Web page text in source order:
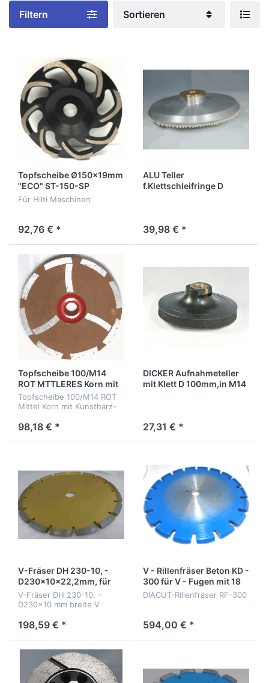
Filtern Sortieren
Topfscheibe Ø150x19mm
"ECO" ST-150-SP
Für Hilti Maschinen
92,76 € *
ALU Teller
f.Klettschleifringe D
39,98 € *
Topfscheibe 100/M14
ROT MTTLERES Korn mit
Kunstharz-Ausfüllung
Topfscheibe 100/M14 ROT
Mittel Korn mit Kunstharz-
98,18 € *
DICKER Aufnahmeteller
mit Klett D 100mm,in M14
27,31 € *
V-Fräser DH 230-10, -
D230x10x22,2mm, für
hartes Fugenmaterial
V-Fräser DH 230-10, -
D230x10 mm breite V
Material
198,59 € *
V - Rillenfräser Beton KD -
300 für V - Fugen mit 18
Dachsegmenten
DIACUT-Rillenfräser RF-300
594,00 € *